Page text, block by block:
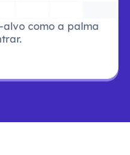
alvo como a palma